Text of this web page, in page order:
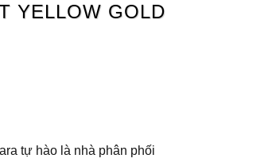
YELLOW GOLD
tự hào là nhà phân phối